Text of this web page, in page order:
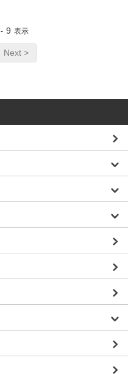
- 9 表示
Next >